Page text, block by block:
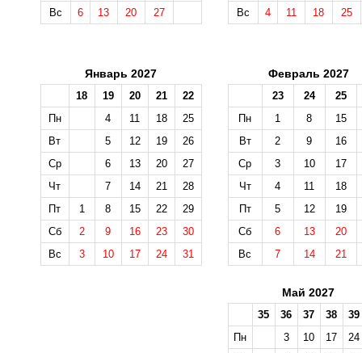
Вс
6 13 20 27
Вс
4 11 18 25
Январь 2027
18 19 20 21
22
Пн
4 11 18
25
Вт
5 12 19
26
Ср
6 13 20
27
Чт
7 14 21
28
Пт
1 8 15 22
29
Сб
2 9 16 23
30
Вс
3 10 17 24 31
Февраль 2027
23 24
25
Пн
1 8
15
Вт
2 9
16
Ср
3 10
17
Чт
4 11
18
Пт
5 12
19
Сб
6 13
20
Вс
7 14 21
Май 2027
35 36 37 38
39
Пн
3 10 17
24